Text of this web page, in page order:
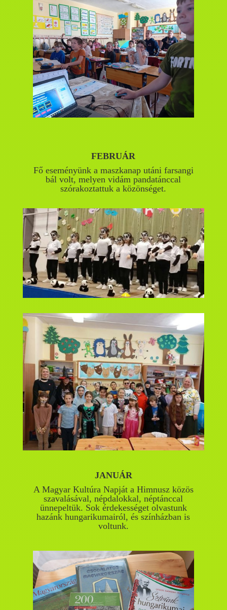
FEBRUÁR
Fő eseményünk a maszkanap utáni farsangi
bál volt, melyen vidám pandatánccal
szórakoztattuk a közönséget.
JANUÁR
A Magyar Kultúra Napját a Himnusz közös
szavalásával, népdalokkal, néptánccal
ünnepeltük. Sok érdekességet olvastunk
hazánk hungarikumairól, és színházban is
voltunk.